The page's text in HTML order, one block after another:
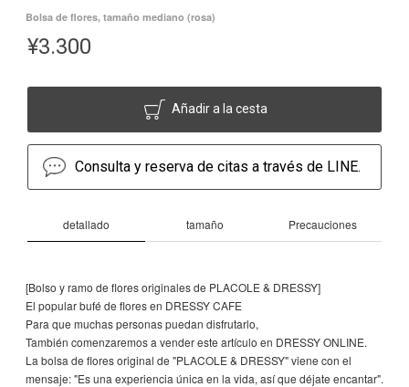
Bolsa de flores, tamaño mediano (rosa)
¥3.300
Añadir a la cesta
Consulta y reserva de citas a través de LINE.
detallado tamaño Precauciones
[Bolso y ramo de flores originales de PLACOLE & DRESSY]
El popular bufé de flores en DRESSY CAFE
Para que muchas personas puedan disfrutarlo,
También comenzaremos a vender este artículo en DRESSY ONLINE.
La bolsa de flores original de "PLACOLE & DRESSY" viene con el
mensaje: "Es una experiencia única en la vida, así que déjate encantar".